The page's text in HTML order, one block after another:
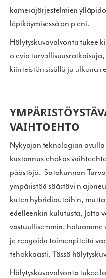
kamerajärjestelmien
läpikäymisessä on pieni.
Hälytyskuvavalvonta tukee
olevia
kiinteistön sisällä ja ulkona
VAIHTOEHTO
Nykyajan teknologian
kustannustehokas
päästöjä. Satakunnan
ympäristöä säästäviin
kuten hybridiautoihin,
edelleenkin kulutusta. Jotta
vastuullisemmin,
ja reagoida toimenpiteitä
tehokkaasti. Tässä
Hälytyskuvavalvonta tukee